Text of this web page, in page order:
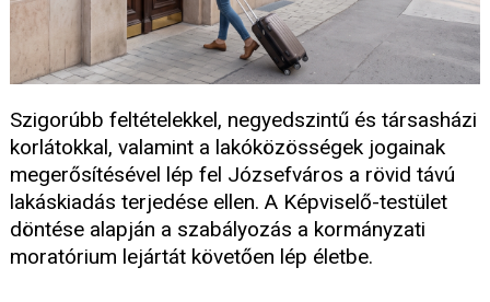
Szigorúbb feltételekkel, negyedszintű és társasházi
korlátokkal, valamint a lakóközösségek jogainak
megerősítésével lép fel Józsefváros a rövid távú
lakáskiadás terjedése ellen. A Képviselő-testület
döntése alapján a szabályozás a kormányzati
moratórium lejártát követően lép életbe.